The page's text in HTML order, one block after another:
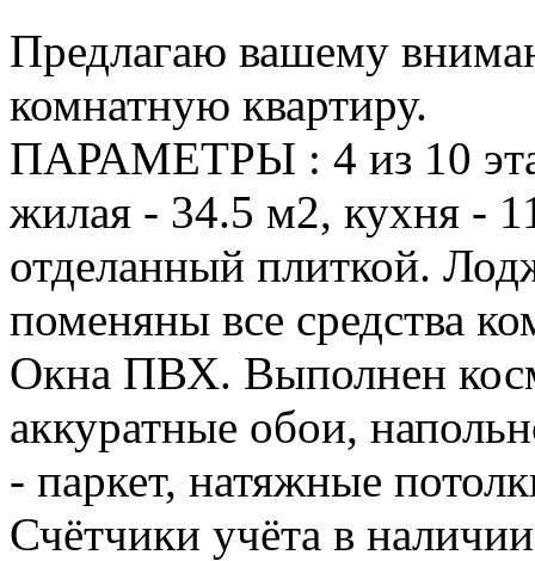
Предлагаю вашему
комнатную квартиру.
ПАРАМЕТРЫ : 4 из 10
жилая - 34.5 м2, кухня -
отделанный плиткой.
поменяны все средства
Окна ПВХ. Выполнен
аккуратные обои,
- паркет, натяжные
Счётчики учёта в